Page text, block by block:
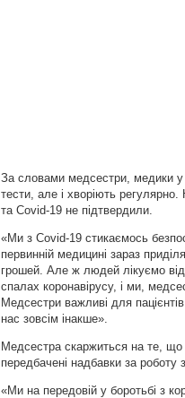
За словами медсестри, медики у
тести, але і хворіють
та Covid-19 не підтвердили.
«Ми з Covid-19 стикаємось
первинній медицині зараз
грошей. Але ж людей лікуємо від
спалах коронавірусу, і ми,
Медсестри важливі для
нас зовсім інакше».
Медсестра скаржиться на те,
передбачені надбавки за роботу
«Ми на передовій у боротьбі з